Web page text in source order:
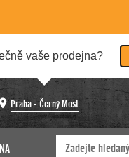
vaše prodejna?
Praha - Černý Most